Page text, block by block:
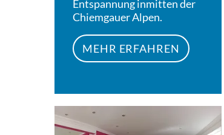
Entspannung inmitten der
Chiemgauer Alpen.
MEHR ERFAHREN